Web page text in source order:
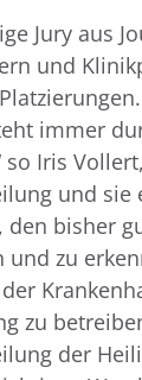
Jury aus
und
immer
so Iris
und sie
den bisher
und zu
zu
der